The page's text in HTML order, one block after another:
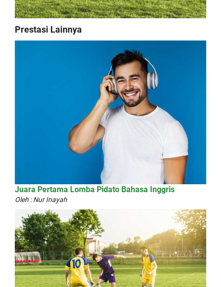
Prestasi Lainnya
Juara Pertama Lomba Pidato Bahasa Inggris
Oleh : Nur Inayah